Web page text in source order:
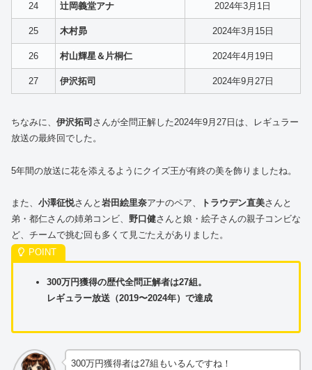
24 辻岡義堂アナ 2024年3月1日
25 木村昴 2024年3月15日
26 村山輝星＆片桐仁 2024年4月19日
27 伊沢拓司 2024年9月27日
ちなみに、 伊沢拓司 さんが全問正解した2024年9月27日は、レギュラー
放送の最終回でした。
5年間の放送に花を添えるようにクイズ王が有終の美を飾りましたね。
また、 小澤征悦さんと 岩田絵里奈アナのペア、 トラウデン直美さんと
弟・都仁さんの姉弟コンビ、 野口健さんと娘・絵子さんの親子コンビな
ど、チームで挑む回も多くて見ごたえがありました。
300万円獲得の歴代全問正解者は27組。
レギュラー放送（2019〜2024年）で達成
300万円獲得者は27組もいるんですね！